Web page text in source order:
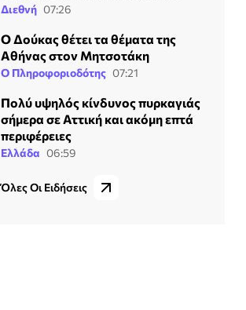
Διεθνή 07:26
Ο Δούκας θέτει τα θέματα της
Αθήνας στον Μητσοτάκη
Ο Πληροφοριοδότης 07:21
Πολύ υψηλός κίνδυνος πυρκαγιάς
σήμερα σε Αττική και ακόμη επτά
περιφέρειες
Ελλάδα 06:59
Όλες Οι Ειδήσεις